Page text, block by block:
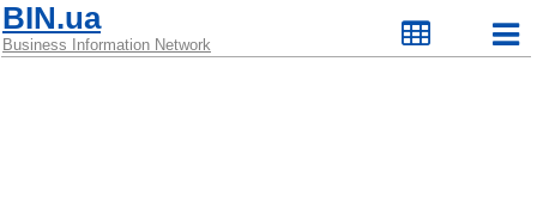
BIN.ua
Business Information Network